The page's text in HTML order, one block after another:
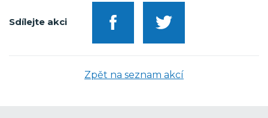
Sdílejte akci
Zpět na seznam akcí